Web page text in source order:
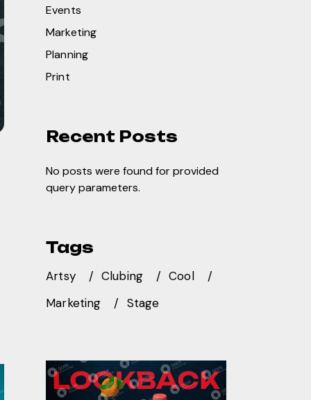
Events
Marketing
Planning
Print
Recent Posts
No posts were found for provided
query parameters.
Tags
Artsy Clubing
Cool
Marketing
Stage